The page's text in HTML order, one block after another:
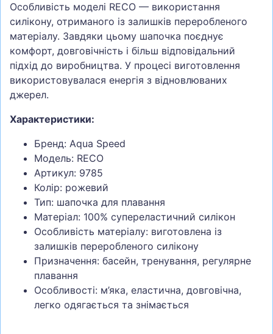
Особливість моделі RECO — використання
силікону, отриманого із залишків переробленого
матеріалу. Завдяки цьому шапочка поєднує
комфорт, довговічність і більш відповідальний
підхід до виробництва. У процесі виготовлення
використовувалася енергія з відновлюваних
джерел.
Характеристики:
Бренд: Aqua Speed
Модель: RECO
Артикул: 9785
Колір: рожевий
Тип: шапочка для плавання
Матеріал: 100% супереластичний силікон
Особливість матеріалу: виготовлена із
залишків переробленого силікону
Призначення: басейн, тренування, регулярне
плавання
Особливості: м’яка, еластична, довговічна,
легко одягається та знімається